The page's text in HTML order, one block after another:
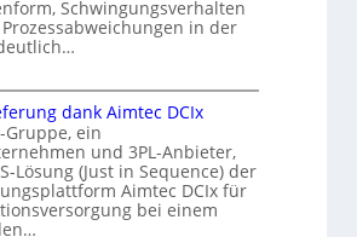
Schwingungsverhalten
in der
dank Aimtec DCIx
Gruppe, ein
und 3PL-Anbieter,
Lösung (Just in Sequence) der
Aimtec DCIx für
bei einem